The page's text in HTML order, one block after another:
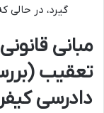
گیرد، در
مبانی
دادرسی